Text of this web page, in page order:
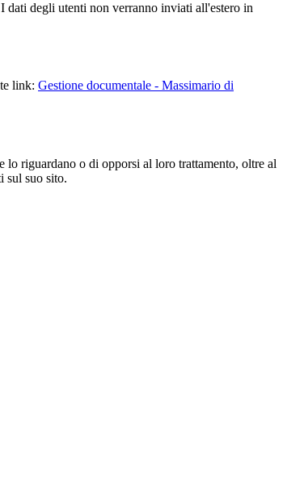
dati degli utenti non verranno inviati all'estero in
link: Gestione documentale - Massimario di
lo riguardano o di opporsi al loro trattamento, oltre al
sul suo sito.